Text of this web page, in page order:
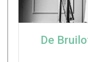
De